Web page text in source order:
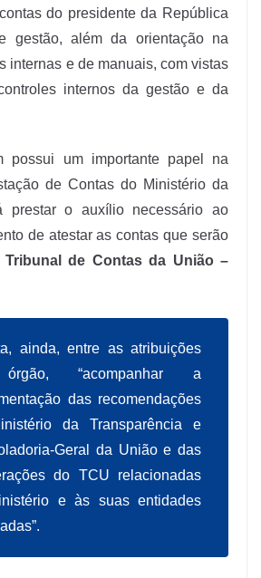
do presidente da República
gestão, além da orientação na
internas e de manuais, com vistas
internos da gestão e da
possui um importante papel na
de Contas do Ministério da
prestar o auxílio necessário ao
de atestar as contas que serão
Tribunal de Contas da União –
ainda, entre as atribuições
“acompanhar a
das recomendações
da Transparência e
Geral da União e das
do TCU relacionadas
e às suas entidades